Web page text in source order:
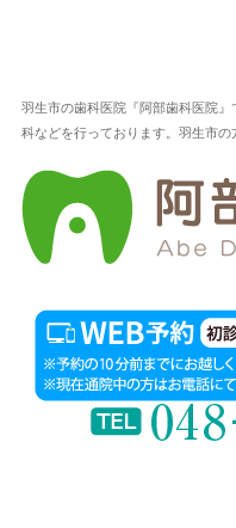
羽生市の歯科医院『阿部歯科医院
科などを行っております。羽生市の